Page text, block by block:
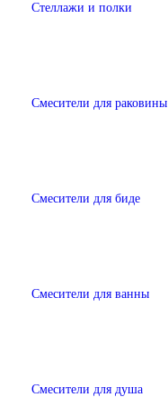
Стеллажи и полки
Смесители для раковины
Смесители для биде
Смесители для ванны
Смесители для душа